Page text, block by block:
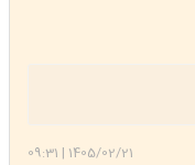
1405/02/21
|
09:31